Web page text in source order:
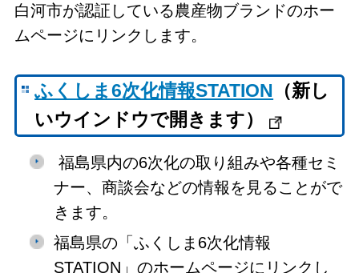
白河市が認証している農産物ブランドのホー
ムページにリンクします。
ふくしま6次化情報STATION
（新し
いウインドウで開きます）
福島県内の6次化の取り組みや各種セミ
ナー、商談会などの情報を見ることがで
きます。
福島県の「ふくしま6次化情報
STATION」のホームページにリンクし